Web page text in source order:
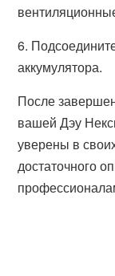
6.
аккумулятора.
После
вашей Дэу
уверены в
достаточного